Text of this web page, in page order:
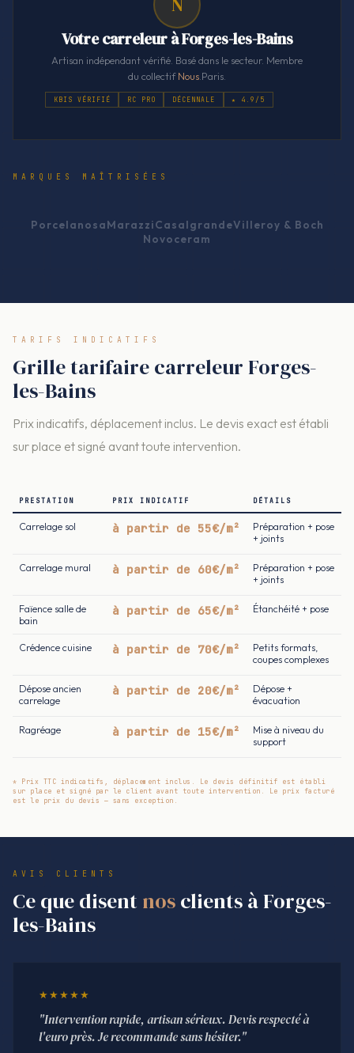
Votre carreleur à Forges-les-Bains
Artisan indépendant vérifié. Basé dans le secteur. Membre
du collectifNous.Paris.
KBIS VÉRIFIÉ RC PRO DÉCENNALE ★ 4.9/5
MARQUES MAÎTRISÉES
PorcelanosaMarazziCasalgrandeVilleroy & Boch
Novoceram
TARIFS INDICATIFS
Grille tarifaire carreleur Forges-
les-Bains
Prix indicatifs, déplacement inclus. Le devis exact est établi
sur place et signé avant toute intervention.
PRESTATION PRIX INDICATIF DÉTAILS
Carrelage sol à partir de 55€/m²
Préparation + pose
+ joints
Carrelage mural à partir de 60€/m²
Préparation + pose
+ joints
Faïence salle de
bain
à partir de 65€/m² Étanchéité + pose
Crédence cuisine à partir de 70€/m²
Petits formats,
coupes complexes
Dépose ancien
carrelage
à partir de 20€/m²
Dépose +
évacuation
Ragréage à partir de 15€/m²
Mise à niveau du
support
* Prix TTC indicatifs, déplacement inclus. Le devis définitif est établi
sur place et signé par le client avant toute intervention. Le prix facturé
est le prix du devis — sans exception.
AVIS CLIENTS
Ce que disent nosclients à Forges-
les-Bains
★★★★★
"Intervention rapide, artisan sérieux. Devis respecté à
l'euro près. Je recommande sans hésiter."